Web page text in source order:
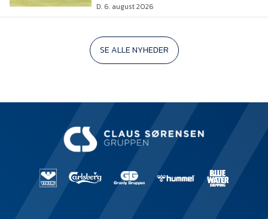
D. 6. august 2026
SE ALLE NYHEDER